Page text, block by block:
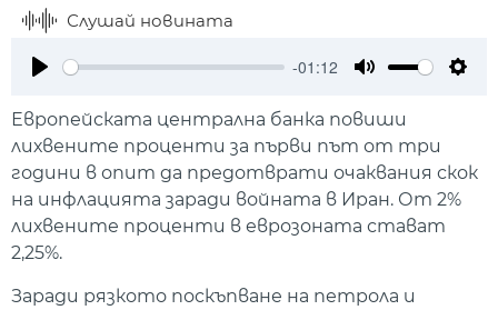
Слушай новината
-01:12
Европейската централна банка повиши
лихвените проценти за първи път от три
години в опит да предотврати очаквания скок
на инфлацията заради войната в Иран. От 2%
лихвените проценти в еврозоната стават
2,25%.
Заради рязкото поскъпване на петрола и